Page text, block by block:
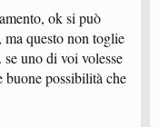
ok si può
questo non toglie
se uno di voi volesse
buone possibilità che